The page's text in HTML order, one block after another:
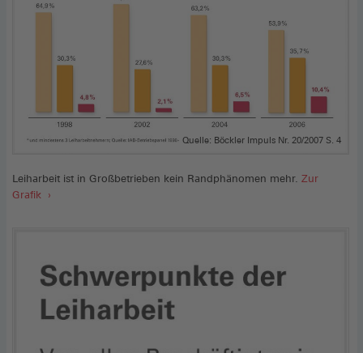
Quelle: Böckler Impuls Nr. 20/2007 S. 4
Leiharbeit ist in Großbetrieben kein Randphänomen mehr. Zur
Grafik